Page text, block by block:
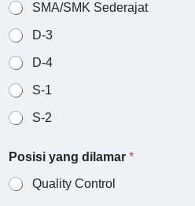
SMA/SMK Sederajat
D-3
D-4
S-1
S-2
Posisi yang dilamar *
Quality Control